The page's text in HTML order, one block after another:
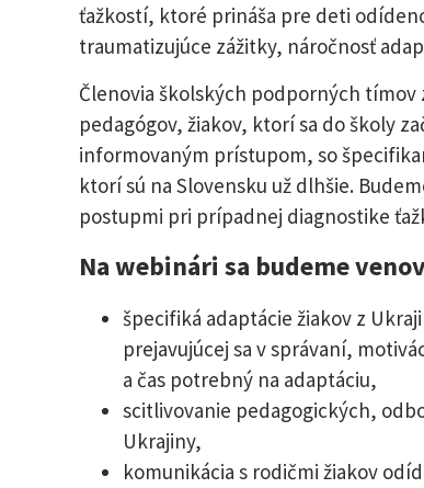
ťažkostí, ktoré prináša pre deti
traumatizujúce zážitky, náročnosť
Členovia školských podporných
pedagógov, žiakov, ktorí sa do školy
informovaným prístupom, so
ktorí sú na Slovensku už dlhšie.
postupmi pri prípadnej diagnostike
Na webinári sa budeme
špecifiká adaptácie žiakov z
prejavujúcej sa v správaní,
a čas potrebný na adaptáciu,
scitlivovanie pedagogických,
Ukrajiny,
komunikácia s rodičmi žiakov